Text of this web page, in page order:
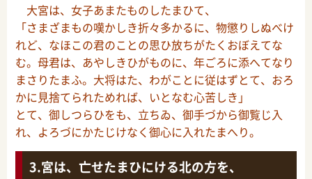
大宮は、女子あまたものしたまひて、
「さまざまもの嘆かしき折々多かるに、物懲りしぬべけ
れど、なほこの君のことの思ひ放ちがたくおぼえてな
む。母君は、あやしきひがものに、年ごろに添へてなり
まさりたまふ。大将はた、わがことに従はずとて、おろ
かに見捨てられためれば、いとなむ心苦しき」
とて、御しつらひをも、立ちゐ、御手づから御覧じ入
れ、よろづにかたじけなく御心に入れたまへり。
宮は、亡せたまひにける北の方を、